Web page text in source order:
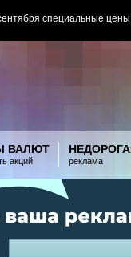
специальные
ВАЛЮТ
акций реклама